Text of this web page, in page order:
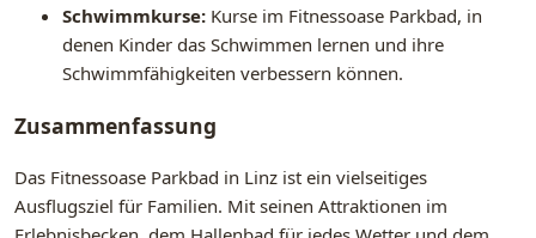
Schwimmkurse: Kurse im Fitnessoase Parkbad, in
denen Kinder das Schwimmen lernen und ihre
Schwimmfähigkeiten verbessern können.
Zusammenfassung
Das Fitnessoase Parkbad in Linz ist ein vielseitiges
Ausflugsziel für Familien. Mit seinen Attraktionen im